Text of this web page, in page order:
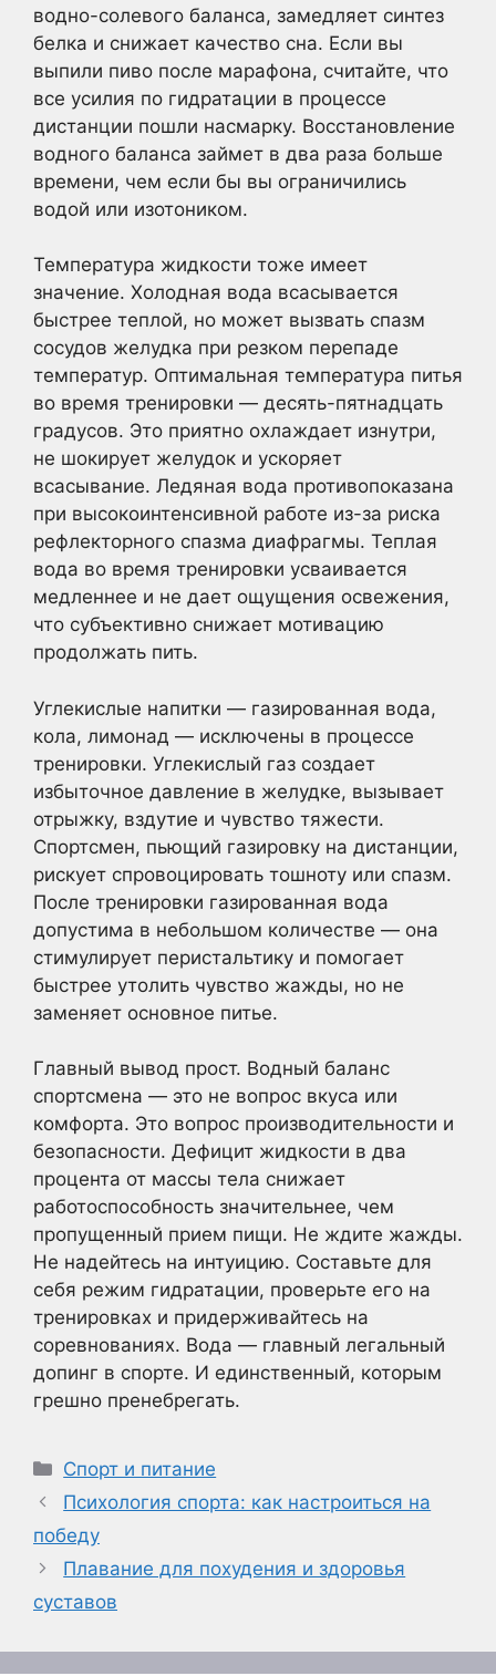
водно-солевого баланса, замедляет синтез
белка и снижает качество сна. Если вы
выпили пиво после марафона, считайте, что
все усилия по гидратации в процессе
дистанции пошли насмарку. Восстановление
водного баланса займет в два раза больше
времени, чем если бы вы ограничились
водой или изотоником.
Температура жидкости тоже имеет
значение. Холодная вода всасывается
быстрее теплой, но может вызвать спазм
сосудов желудка при резком перепаде
температур. Оптимальная температура питья
во время тренировки — десять-пятнадцать
градусов. Это приятно охлаждает изнутри,
не шокирует желудок и ускоряет
всасывание. Ледяная вода противопоказана
при высокоинтенсивной работе из-за риска
рефлекторного спазма диафрагмы. Теплая
вода во время тренировки усваивается
медленнее и не дает ощущения освежения,
что субъективно снижает мотивацию
продолжать пить.
Углекислые напитки — газированная вода,
кола, лимонад — исключены в процессе
тренировки. Углекислый газ создает
избыточное давление в желудке, вызывает
отрыжку, вздутие и чувство тяжести.
Спортсмен, пьющий газировку на дистанции,
рискует спровоцировать тошноту или спазм.
После тренировки газированная вода
допустима в небольшом количестве — она
стимулирует перистальтику и помогает
быстрее утолить чувство жажды, но не
заменяет основное питье.
Главный вывод прост. Водный баланс
спортсмена — это не вопрос вкуса или
комфорта. Это вопрос производительности и
безопасности. Дефицит жидкости в два
процента от массы тела снижает
работоспособность значительнее, чем
пропущенный прием пищи. Не ждите жажды.
Не надейтесь на интуицию. Составьте для
себя режим гидратации, проверьте его на
тренировках и придерживайтесь на
соревнованиях. Вода — главный легальный
допинг в спорте. И единственный, которым
грешно пренебрегать.
Рубрики
Спорт и питание
Психология спорта: как настроиться на
победу
Плавание для похудения и здоровья
суставов